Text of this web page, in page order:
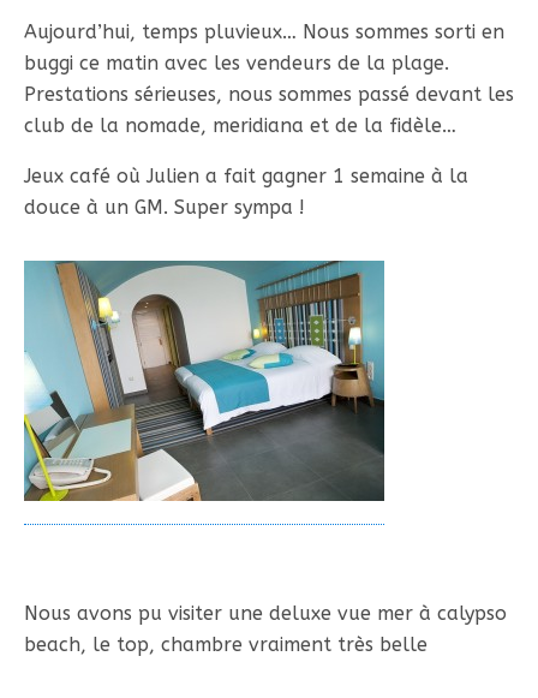
Aujourd’hui, temps pluvieux… Nous sommes sorti en
buggi ce matin avec les vendeurs de la plage.
Prestations sérieuses, nous sommes passé devant les
club de la nomade, meridiana et de la fidèle…
Jeux café où Julien a fait gagner 1 semaine à la
douce à un GM. Super sympa !
Nous avons pu visiter une deluxe vue mer à calypso
beach, le top, chambre vraiment très belle